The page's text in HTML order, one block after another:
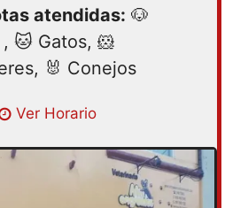
atendidas: 🐶
🐱 Gatos, 🐹
🐰 Conejos
– 07:00PM | Martes
09:30AM – 07:00PM |
– 07:00PM | Sábado
| Domingo cerrado
Ver Horario